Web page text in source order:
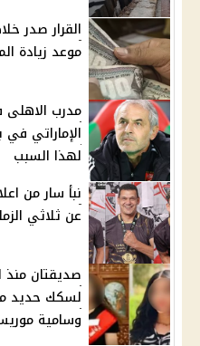
القرار صدر
موعد زيادة
مدرب
الإماراتي في
لهذا السبب
نبأ سار من
عن ثلاثي
صديقتان منذ
لسكك حديد
وسامية